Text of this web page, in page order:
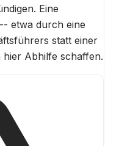
Eine
etwa durch eine
statt einer
Abhilfe schaffen.